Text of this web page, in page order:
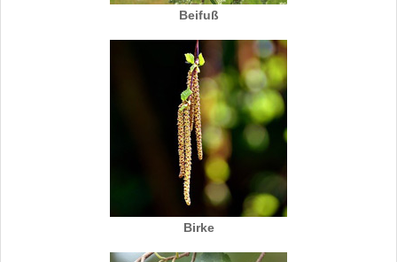
Beifuß
Birke